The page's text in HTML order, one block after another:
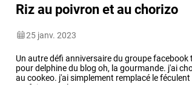
Riz au poivron et au chorizo
25 janv. 2023
Un autredéfi anniversairedu groupefacebook
pourdelphinedu blog oh, la gourmande. j'ai
au cookeo. j'aisimplement remplacé leféculent
parfaite
le